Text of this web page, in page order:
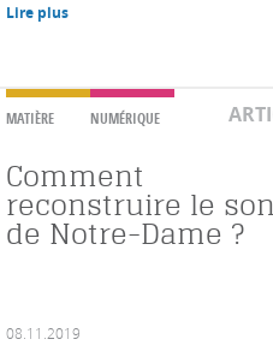
Lire plus
MATIÈRE NUMÉRIQUE
Comment
reconstruire le son
de Notre-Dame ?
08.11.2019